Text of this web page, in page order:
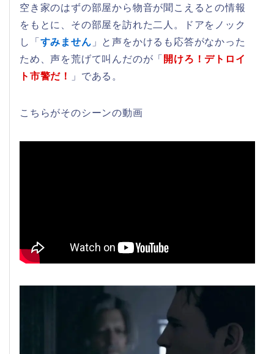
空き家のはずの部屋から物音が聞こえるとの情報
をもとに、その部屋を訪れた二人。ドアをノック
し「 すみません 」と声をかけるも応答がなかった
ため、声を荒げて叫んだのが「 開けろ！デトロイ
ト市警だ！
」である。
こちらがそのシーンの動画